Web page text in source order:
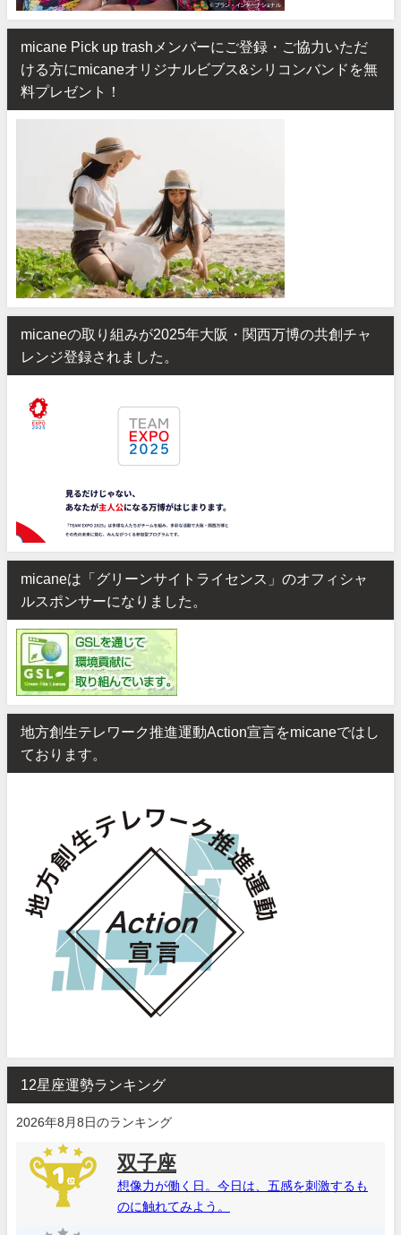
micane Pick up trashメンバーにご登録・ご協力いただ
ける方にmicaneオリジナルビブス&シリコンバンドを無
料プレゼント！
micaneの取り組みが2025年大阪・関西万博の共創チャ
レンジ登録されました。
micaneは「グリーンサイトライセンス」のオフィシャ
ルスポンサーになりました。
地方創生テレワーク推進運動Action宣言をmicaneではし
ております。
12星座運勢ランキング
2026年8月8日のランキング
双子座
想像力が働く日。今日は、五感を刺激するも
のに触れてみよう。